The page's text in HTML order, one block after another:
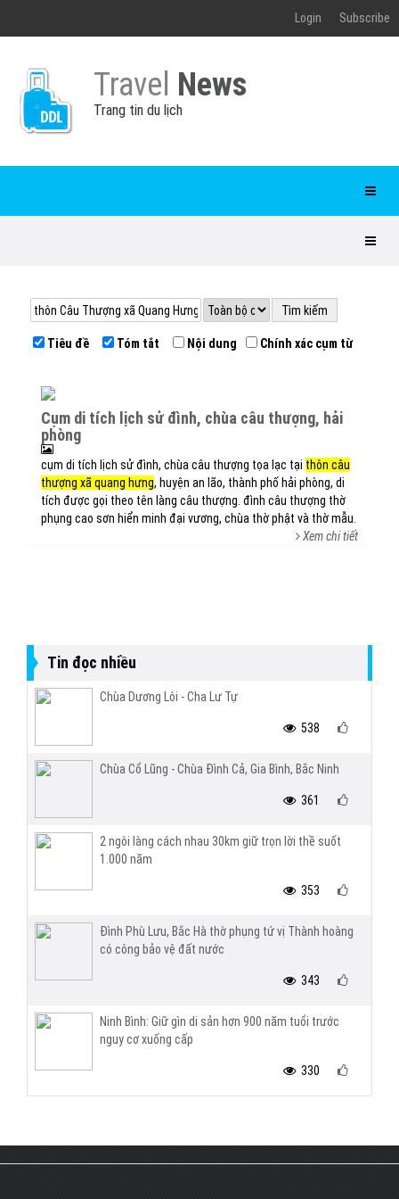
Login Subscribe
Travel News
Trang tin du lịch
Tiêu đề Tóm tắt Nội dung Chính xác cụm từ
cụm di tích lịch sử đình, chùa câu thượng, hải
phòng
cụm di tích lịch sử đình, chùa câu thượng tọa lạc tại thôn câu
thượng xã quang hưng, huyện an lão, thành phố hải phòng, di
tích được gọi theo tên làng câu thượng. đình câu thượng thờ
phụng cao sơn hiển minh đại vương, chùa thờ phật và thờ mẫu.
Xem chi tiết
Tin đọc nhiều
Chùa Dương Lôi - Cha Lư Tự
538
Chùa Cổ Lũng - Chùa Đình Cả, Gia Bình, Bắc Ninh
361
2 ngôi làng cách nhau 30km giữ trọn lời thề suốt
1.000 năm
353
Đình Phù Lưu, Bắc Hà thờ phụng tứ vị Thành hoàng
có công bảo vệ đất nước
343
Ninh Bình: Giữ gìn di sản hơn 900 năm tuổi trước
nguy cơ xuống cấp
330